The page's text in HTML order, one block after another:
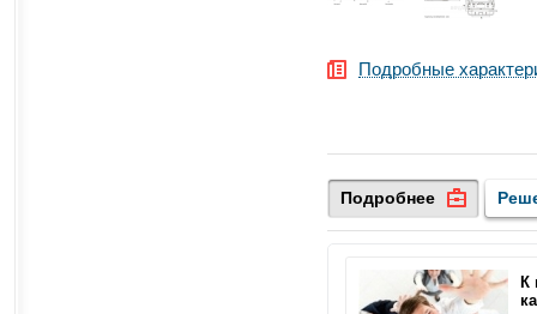
Подробные
Подробнее
К